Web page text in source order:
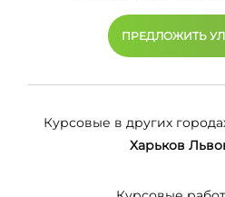
ПРЕДЛОЖИТЬ
Курсовые в других
Харьков